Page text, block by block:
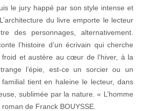
le jury happé par son style intense et
du livre emporte le lecteur
des personnages, alternativement.
l’histoire d’un écrivain qui cherche
froid et austère au cœur de l’hiver, à la
l’épie, est-ce un sorcier ou un
tient en haleine le lecteur, dans
sublimée par la nature. « L’homme
de Franck BOUYSSE.